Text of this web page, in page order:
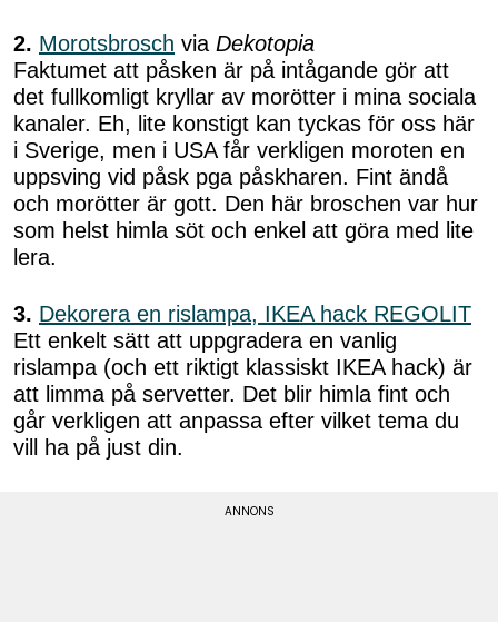
2. Morotsbrosch via Dekotopia
Faktumet att påsken är på intågande gör att
det fullkomligt kryllar av morötter i mina sociala
kanaler. Eh, lite konstigt kan tyckas för oss här
i Sverige, men i USA får verkligen moroten en
uppsving vid påsk pga påskharen. Fint ändå
och morötter är gott. Den här broschen var hur
som helst himla söt och enkel att göra med lite
lera.
3. Dekorera en rislampa, IKEA hack REGOLIT
Ett enkelt sätt att uppgradera en vanlig
rislampa (och ett riktigt klassiskt IKEA hack) är
att limma på servetter. Det blir himla fint och
går verkligen att anpassa efter vilket tema du
vill ha på just din.